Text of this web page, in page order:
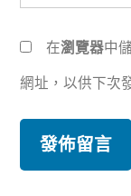
在瀏覽器中
網址，以供下次